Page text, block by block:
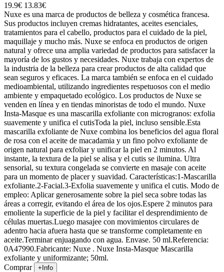
19.9€ 13.83€
Nuxe es una marca de productos de belleza y cosmética francesa.
Sus productos incluyen cremas hidratantes, aceites esenciales,
tratamientos para el cabello, productos para el cuidado de la piel,
maquillaje y mucho más. Nuxe se enfoca en productos de origen
natural y ofrece una amplia variedad de productos para satisfacer la
mayoría de los gustos y necesidades. Nuxe trabaja con expertos de
la industria de la belleza para crear productos de alta calidad que
sean seguros y eficaces. La marca también se enfoca en el cuidado
medioambiental, utilizando ingredientes respetuosos con el medio
ambiente y empaquetado ecológico. Los productos de Nuxe se
venden en línea y en tiendas minoristas de todo el mundo. Nuxe
Insta-Masque es una mascarilla exfoliante con microgranos: exfolia
suavemente y unifica el cutisToda la piel, incluso sensible.Esta
mascarilla exfoliante de Nuxe combina los beneficios del agua floral
de rosa con el aceite de macadamia y un fino polvo exfoliante de
origen natural para exfoliar y unificar la piel en 2 minutos. Al
instante, la textura de la piel se alisa y el cutis se ilumina. Ultra
sensorial, su textura congelada se convierte en masaje con aceite
para un momento de placer y suavidad. Características:1-Mascarilla
exfoliante.2-Facial.3-Exfolia suavemente y unifica el cutis. Modo de
empleo: Aplicar generosamente sobre la piel seca sobre todas las
áreas a corregir, evitando el área de los ojos.Espere 2 minutos para
emoliente la superficie de la piel y facilitar el desprendimiento de
células muertas.Luego masajee con movimientos circulares de
adentro hacia afuera hasta que se transforme completamente en
aceite.Terminar enjuagando con agua. Envase. 50 ml.Referencia:
0A47990.Fabricante: Nuxe . Nuxe Insta-Masque Mascarilla
exfoliante y uniformizante; 50ml.
Comprar
+Info